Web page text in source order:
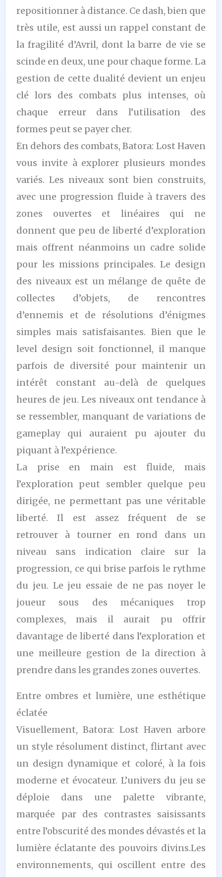
repositionner à distance. Ce dash, bien que
très utile, est aussi un rappel constant de
la fragilité d’Avril, dont la barre de vie se
scinde en deux, une pour chaque forme. La
gestion de cette dualité devient un enjeu
clé lors des combats plus intenses, où
chaque erreur dans l’utilisation des
formes peut se payer cher.
En dehors des combats, Batora: Lost Haven
vous invite à explorer plusieurs mondes
variés. Les niveaux sont bien construits,
avec une progression fluide à travers des
zones ouvertes et linéaires qui ne
donnent que peu de liberté d’exploration
mais offrent néanmoins un cadre solide
pour les missions principales. Le design
des niveaux est un mélange de quête de
collectes d’objets, de rencontres
d’ennemis et de résolutions d’énigmes
simples mais satisfaisantes. Bien que le
level design soit fonctionnel, il manque
parfois de diversité pour maintenir un
intérêt constant au-delà de quelques
heures de jeu. Les niveaux ont tendance à
se ressembler, manquant de variations de
gameplay qui auraient pu ajouter du
piquant à l’expérience.
La prise en main est fluide, mais
l’exploration peut sembler quelque peu
dirigée, ne permettant pas une véritable
liberté. Il est assez fréquent de se
retrouver à tourner en rond dans un
niveau sans indication claire sur la
progression, ce qui brise parfois le rythme
du jeu. Le jeu essaie de ne pas noyer le
joueur sous des mécaniques trop
complexes, mais il aurait pu offrir
davantage de liberté dans l’exploration et
une meilleure gestion de la direction à
prendre dans les grandes zones ouvertes.
Entre ombres et lumière, une esthétique
éclatée
Visuellement, Batora: Lost Haven arbore
un style résolument distinct, flirtant avec
un design dynamique et coloré, à la fois
moderne et évocateur. L’univers du jeu se
déploie dans une palette vibrante,
marquée par des contrastes saisissants
entre l’obscurité des mondes dévastés et la
lumière éclatante des pouvoirs divins.Les
environnements, qui oscillent entre des